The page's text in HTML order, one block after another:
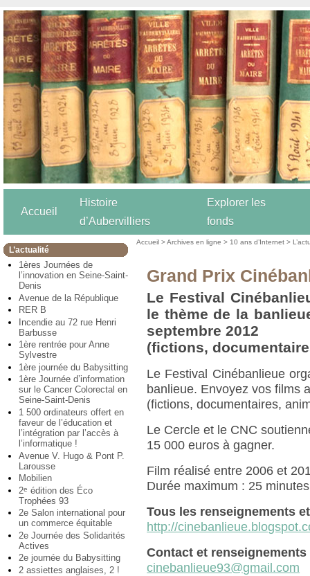
Accueil
Histoire
d’Aubervilliers
Explorer les
fonds
L’actualité
1ères Journées de
l’innovation en Seine-Saint-
Denis
Avenue de la République
RER B
Incendie au 72 rue Henri
Barbusse
1ère rentrée pour Anne
Sylvestre
1ère journée du Babysitting
1ère Journée d’information
sur le Cancer Colorectal en
Seine-Saint-Denis
1 500 ordinateurs offert en
faveur de l’éducation et
l’intégration par l’accès à
l’informatique !
Avenue V. Hugo & Pont P.
Larousse
Mobilien
2e édition des Éco
Trophées 93
2e Salon international pour
un commerce équitable
2e Journée des Solidarités
Actives
2e journée du Babysitting
2 assiettes anglaises, 2 !
Accueil >Archives en ligne > 10 ans d’Internet >
Grand Prix
Le Festival
le thème de la
septembre 2012
(fictions,
Le Festival Cinébanlieue
banlieue. Envoyez vos films
(fictions, documentaires,
Le Cercle et le CNC
15 000 euros à gagner.
Film réalisé entre 2006 et
Durée maximum : 25
Tous les renseignements
http://
Contact et renseignements
cinebanlieue93@gmail.com